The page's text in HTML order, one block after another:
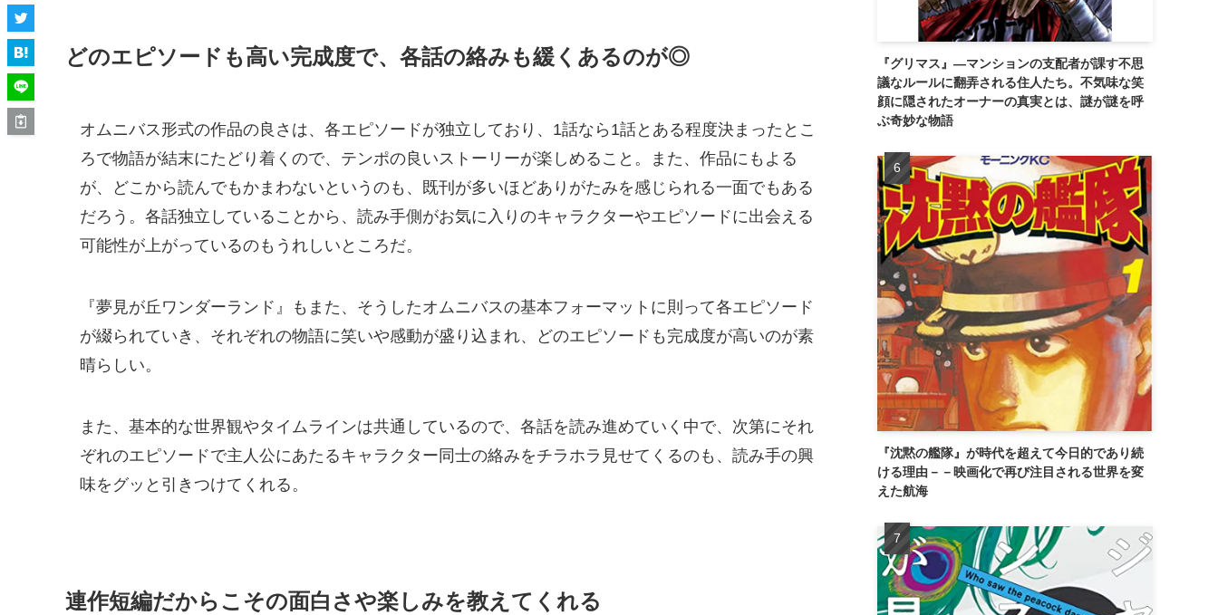
どのエピソードも高い完成度で、各話の絡みも緩くあるのが◎
オムニバス形式の作品の良さは、各エピソードが独立しており、1話なら1話とある程度決まったとこ
ろで物語が結末にたどり着くので、テンポの良いストーリーが楽しめること。また、作品にもよる
が、どこから読んでもかまわないというのも、既刊が多いほどありがたみを感じられる一面でもある
だろう。各話独立していることから、読み手側がお気に入りのキャラクターやエピソードに出会える
可能性が上がっているのもうれしいところだ。
『夢見が丘ワンダーランド』もまた、そうしたオムニバスの基本フォーマットに則って各エピソード
が綴られていき、それぞれの物語に笑いや感動が盛り込まれ、どのエピソードも完成度が高いのが素
晴らしい。
また、基本的な世界観やタイムラインは共通しているので、各話を読み進めていく中で、次第にそれ
ぞれのエピソードで主人公にあたるキャラクター同士の絡みをチラホラ見せてくるのも、読み手の興
味をグッと引きつけてくれる。
連作短編だからこその面白さや楽しみを教えてくれる
『グリマス』―マンションの支配者が課す不思
議なルールに翻弄される住人たち。不気味な笑
顔に隠されたオーナーの真実とは、謎が謎を呼
ぶ奇妙な物語
『沈黙の艦隊』が時代を超えて今日的であり続
ける理由－－映画化で再び注目される世界を変
えた航海